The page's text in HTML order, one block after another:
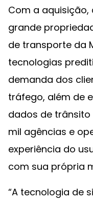
Com a
grande
de transporte da
tecnologias
demanda dos
tráfego, além de
dados de
mil agências e
experiência do
com sua própria
“A tecnologia de